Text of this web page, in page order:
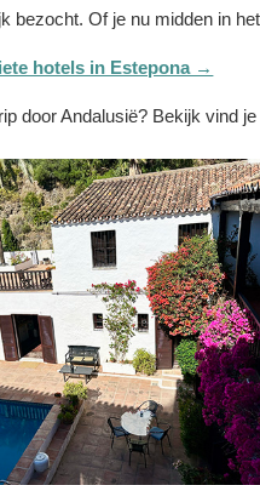
bezocht. Of je nu midden in
hotels in Estepona →
door Andalusië? Bekijk vind je